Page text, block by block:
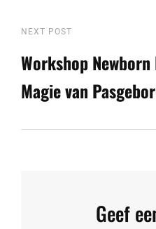
Next
Post
NEXT POST
Workshop
Magie van
Geef